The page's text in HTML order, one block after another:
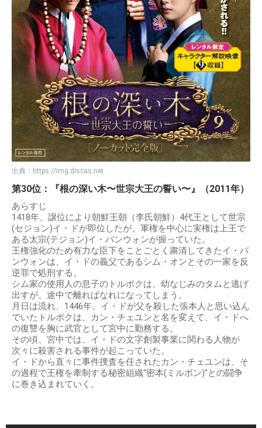
出典： https://img.discas.net
第30位：『根の深い木〜世宗大王の誓い〜』（2011年）
あらすじ
1418年、譲位により朝鮮王朝（李氏朝鮮）4代王として世宗
(セジョン)イ・ドが即位したが、軍権を中心に実権は上王で
ある太宗(テジョン)イ・バンウォンが握っていた。
王権強化のため有力な臣下をことごとく粛清してきたイ・バ
ンウォンは、イ・ドの義父であるシム・オンとその一家を反
逆罪で処刑する。
シム家の使用人の息子のトルボクは、幼なじみのタムと逃げ
出すが、途中で離ればなれになってしまう。
月日は流れ、1446年。イ・ドが父を殺した張本人と思い込ん
でいたトルボクは、カン・チェユンと名を変えて、イ・ドへ
の復讐を胸に武官として宮中に勤務する。
その頃、宮中では、イ・ドの文字創製事業に関わる人物が
次々に殺害される事件が起こっていた。
イ・ドから直々に事件捜査を任されたカン・チェユンは、そ
の過程で王権を牽制する秘密組織“密本(ミルボン)"との闘争
に巻き込まれていく。